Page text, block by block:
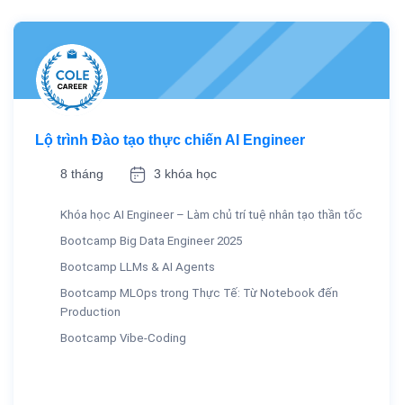
Lộ trình Đào tạo thực chiến AI Engineer
8 tháng 3 khóa học
Khóa học AI Engineer – Làm chủ trí tuệ nhân tạo thần tốc
Bootcamp Big Data Engineer 2025
Bootcamp LLMs & AI Agents
Bootcamp MLOps trong Thực Tế: Từ Notebook đến
Production
Bootcamp Vibe-Coding